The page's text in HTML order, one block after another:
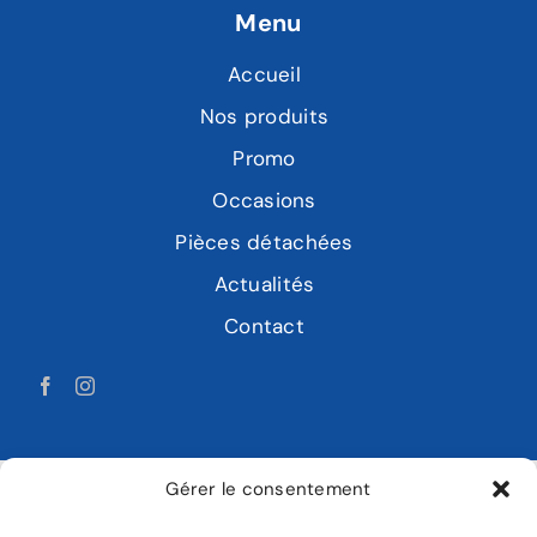
Gérer le consentement
Menu
Accueil
Nos produits
Promo
Occasions
Pièces détachées
Actualités
Contact